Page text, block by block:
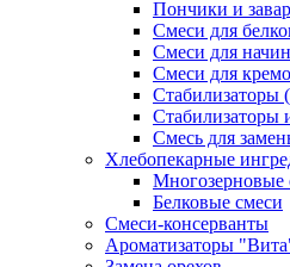
Пончики и
Cмеси для
Смеси для
Смеси для
Стабилизаторы
Стабилизаторы
Смесь для
Хлебопекарные
Многозерновые
Белковые смеси
Смеси-консерванты
Ароматизаторы